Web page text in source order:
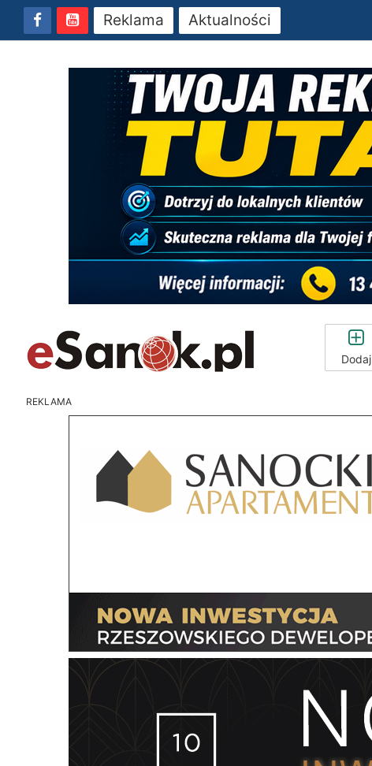
Reklama Aktualności
Dodaj
REKLAMA